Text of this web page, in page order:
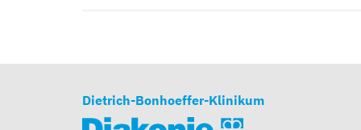
Dietrich-Bonhoeffer-Klinikum